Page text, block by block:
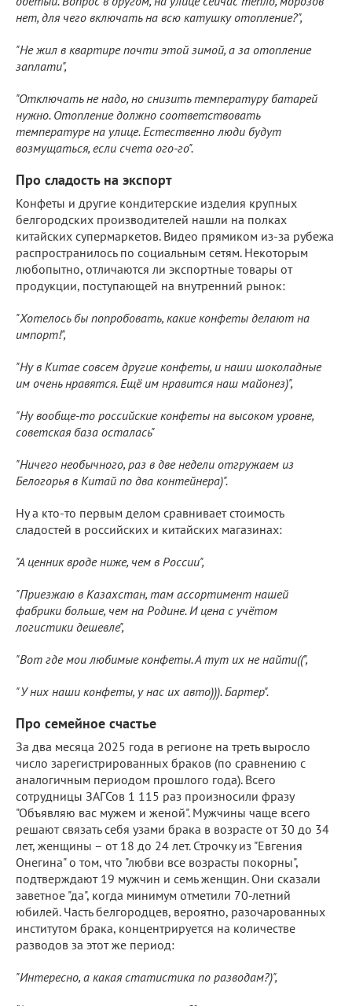
нет, для чего включать на всю катушку отопление?",
"Не жил в квартире почти этой зимой, а за отопление
заплати",
"Отключать не надо, но снизить температуру батарей
нужно. Отопление должно соответствовать
температуре на улице. Естественно люди будут
возмущаться, если счета ого-го".
Про сладость на экспорт
Конфеты и другие кондитерские изделия крупных
белгородских производителей нашли на полках
китайских супермаркетов. Видео прямиком из-за рубежа
распространилось по социальным сетям. Некоторым
любопытно, отличаются ли экспортные товары от
продукции, поступающей на внутренний рынок:
"Хотелось бы попробовать, какие конфеты делают на
импорт!",
"Ну в Китае совсем другие конфеты, и наши шоколадные
им очень нравятся. Ещё им нравится наш майонез)",
"Ну вообще-то российские конфеты на высоком уровне,
советская база осталась"
"Ничего необычного, раз в две недели отгружаем из
Белогорья в Китай по два контейнера)".
Ну а кто-то первым делом сравнивает стоимость
сладостей в российских и китайских магазинах:
"А ценник вроде ниже, чем в России",
"Приезжаю в Казахстан, там ассортимент нашей
фабрики больше, чем на Родине. И цена с учётом
логистики дешевле",
"Вот где мои любимые конфеты. А тут их не найти((",
"У них наши конфеты, у нас их авто))). Бартер".
Про семейное счастье
За два месяца 2025 года в регионе на треть выросло
число зарегистрированных браков (по сравнению с
аналогичным периодом прошлого года). Всего
сотрудницы ЗАГСов 1 115 раз произносили фразу
"Объявляю вас мужем и женой". Мужчины чаще всего
решают связать себя узами брака в возрасте от 30 до 34
лет, женщины – от 18 до 24 лет. Строчку из "Евгения
Онегина" о том, что "любви все возрасты покорны",
подтверждают 19 мужчин и семь женщин. Они сказали
заветное "да", когда минимум отметили 70-летний
юбилей. Часть белгородцев, вероятно, разочарованных
институтом брака, концентрируется на количестве
разводов за этот же период:
"Интересно, а какая статистика по разводам?)",